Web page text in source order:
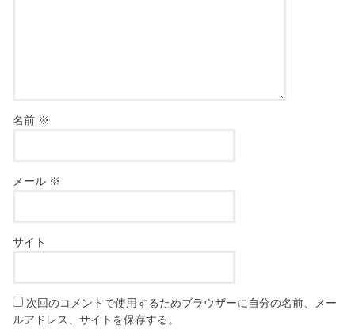
名前 ※
メール ※
サイト
次回のコメントで使用するためブラウザーに自分の名前、メー
ルアドレス、サイトを保存する。